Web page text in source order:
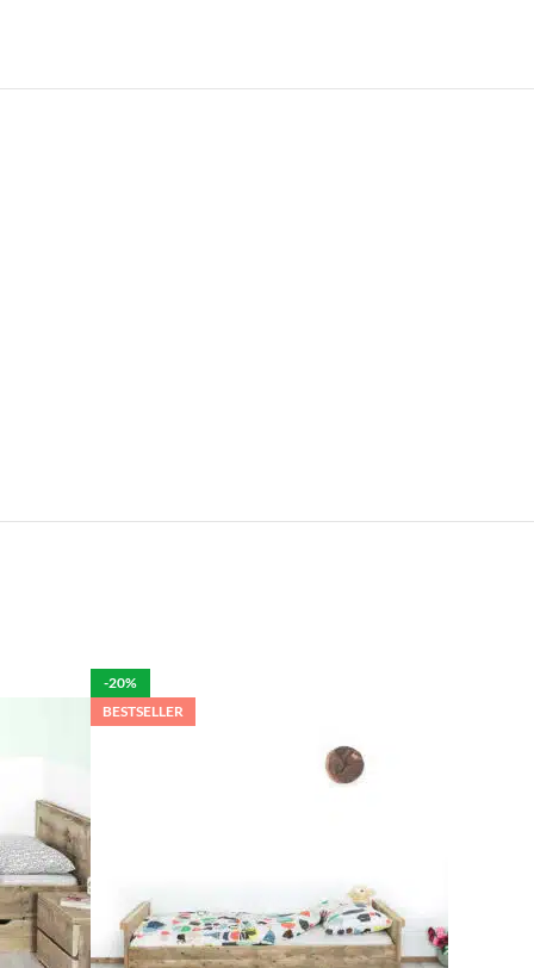
voor de eventuele schade aan het product.
week in rekening brengen.
brengen. De kosten hiervan zijn €59 daar
-20%
BESTSELLER